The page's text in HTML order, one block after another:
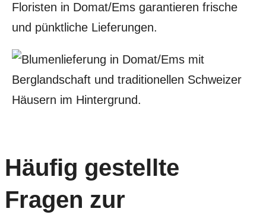
Floristen in Domat/Ems garantieren frische
und pünktliche Lieferungen.
Häufig gestellte
Fragen zur